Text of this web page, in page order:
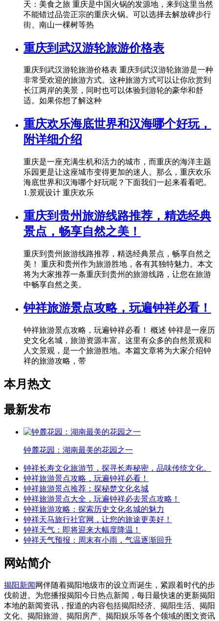
天：美食之旅 重庆是中国火锅的发源地，来到这里当然
不能错过品尝正宗的重庆火锅。可以选择去解放碑步行
街、南山一棵树等热
重庆到武汉游轮旅游价格表
重庆到武汉游轮旅游价格表 重庆到武汉游轮旅游是一种
非常受欢迎的旅游方式。这种旅游方式可以让你欣赏到
长江两岸的美景，同时也可以体验到游轮的豪华和舒
适。如果你想了解这种
重庆欢乐海底世界和汉海哪个好玩，
附详细介绍
重庆是一座充满生机和活力的城市，而重庆的海洋主题
乐园更是让这座城市变得更加的迷人。那么，重庆欢乐
海底世界和汉海哪个好玩呢？下面我们一起来看看吧。
1.景观设计 重庆欢乐
重庆到贵州旅游线路推荐，精选经典
景点，畅享自然之美！
重庆到贵州旅游线路推荐，精选经典景点，畅享自然之
美！ 重庆和贵州作为旅游胜地，各有其独特魅力。本文
将为大家推荐一条重庆到贵州的旅游线路，让您在旅游
中畅享自然之美。
钟祥旅游景点攻略，玩遍钟祥必看！
钟祥旅游景点攻略，玩遍钟祥必看！ 概述 钟祥是一座历
史文化名城，旅游资源丰富。这里有众多的自然景观和
人文景观，是一个旅游胜地。本篇文章将为大家介绍钟
祥的旅游攻略，带
本月热文
最新发布
钟麓花园：湖南最美的花园之一
钟祥长寿文化旅游节，探寻长寿秘密，品味传统文化。
钟祥旅游景点攻略，玩遍钟祥必看！
钟祥旅游景点推荐：探秘楚文化名城
钟祥旅游景点大全，玩遍钟祥必去景点攻略！
钟祥旅游攻略：探索历史文化名城的魅力
钟祥天马旅行社官网，让您的旅途更美好！
钟祥天气：即将迎来大幅度降温！
钟祥天气预报：周末有小雨，气温逐渐回升
网站简介
揭阳新闻 网伴随着揭阳地级市的设立而诞生，紧跟着时代的步
伐前进。为您播报揭阳今日热点新闻，每日最快速的更新揭阳
本地的新闻资讯，报道的内容包括揭阳经济、揭阳生活、揭阳
文化、揭阳旅游、揭阳房产、揭阳娱乐等各个领域的图文资讯